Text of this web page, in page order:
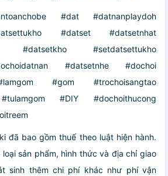
#dat #datnanplaydoh
#datset #datsetnhat
#datsetkho #setdatsettukho
#datsetnhe #dochoi
#gom #trochoisangtao
#DIY #dochoithucong
đã bao gồm thuế theo luật hiện hành.
sản phẩm, hình thức và địa chỉ giao
sinh thêm chi phí khác như phí vận